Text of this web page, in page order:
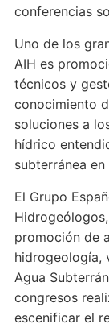
conferencias
Uno de los
AIH es
técnicos y
conocimiento
soluciones a
hídrico
subterránea
El Grupo
promoción de
hidrogeología,
Agua
congresos
escenificar el